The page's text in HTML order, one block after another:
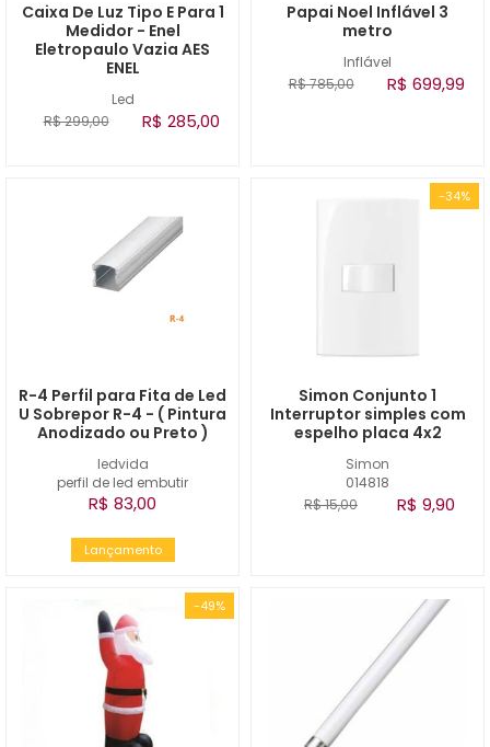
Led
Caixa De Luz Tipo E Para 1
Medidor - Enel
Eletropaulo Vazia AES
ENEL
R$ 299,00 R$ 285,00
Inflável
Papai Noel Inflável 3
metro
R$ 785,00 R$ 699,99
ledvida
perfil de led embutir
R-4 Perfil para Fita de Led
U Sobrepor R-4 - ( Pintura
Anodizado ou Preto )
R$ 83,00
Lançamento
-34%
Simon
014818
Simon Conjunto 1
Interruptor simples com
espelho placa 4x2
R$ 15,00 R$ 9,90
-49%